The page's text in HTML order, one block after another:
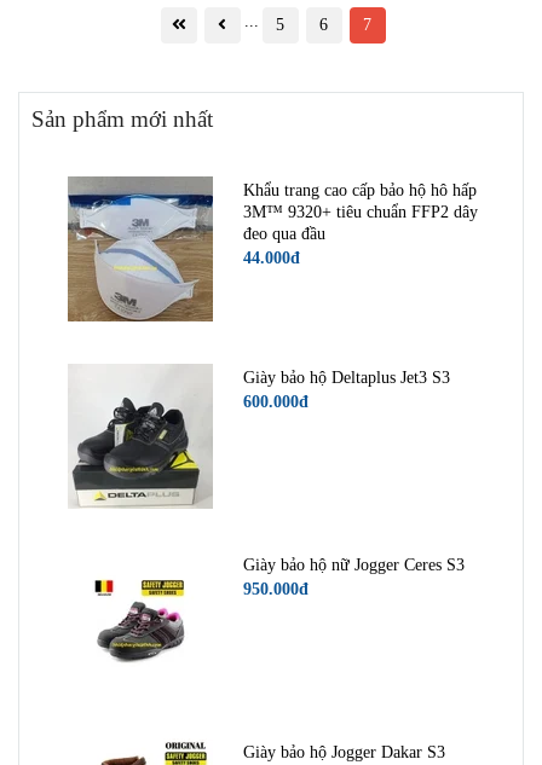
5 6 7
Sản phẩm mới nhất
Khẩu trang cao cấp bảo hộ hô hấp
3M™ 9320+ tiêu chuẩn FFP2 dây
đeo qua đầu
44.000đ
Giày bảo hộ Deltaplus Jet3 S3
600.000đ
Giày bảo hộ nữ Jogger Ceres S3
950.000đ
Giày bảo hộ Jogger Dakar S3